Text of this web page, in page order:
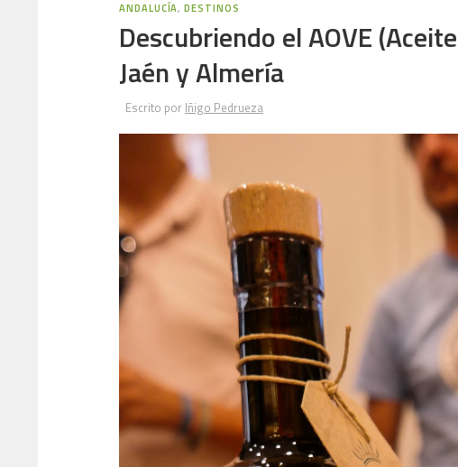
ANDALUCÍA,DESTINOS
Descubriendo el AOVE
Jaén y Almería
Escrito por Iñigo Pedrueza